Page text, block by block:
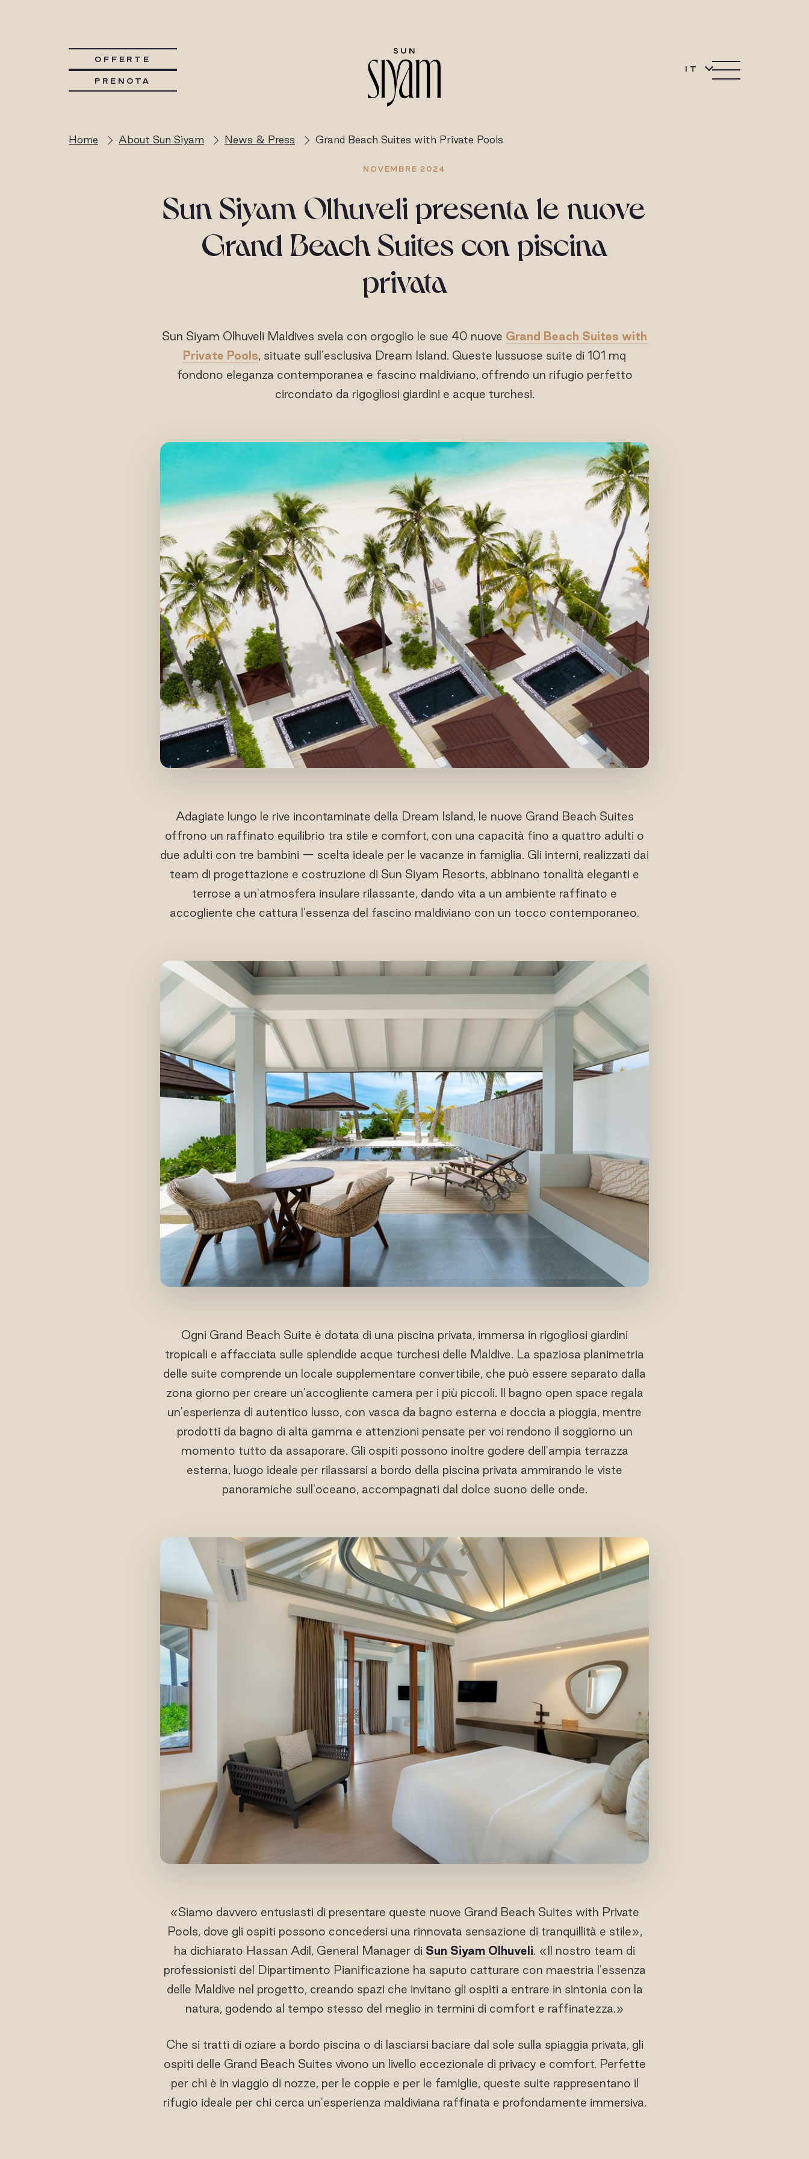
OFFERTE
PRENOTA
IT
Home About Sun Siyam News & Press Grand Beach Suites with Private Pools
NOVEMBRE 2024
Sun Siyam Olhuveli presenta le nuove
Grand Beach Suites con piscina
privata
Sun Siyam Olhuveli Maldives svela con orgoglio le sue 40 nuove Grand Beach Suites with
Private Pools, situate sull'esclusiva Dream Island. Queste lussuose suite di 101 mq
fondono eleganza contemporanea e fascino maldiviano, offrendo un rifugio perfetto
circondato da rigogliosi giardini e acque turchesi.
Adagiate lungo le rive incontaminate della Dream Island, le nuove Grand Beach Suites
offrono un raffinato equilibrio tra stile e comfort, con una capacità fino a quattro adulti o
due adulti con tre bambini — scelta ideale per le vacanze in famiglia. Gli interni, realizzati dai
team di progettazione e costruzione di Sun Siyam Resorts, abbinano tonalità eleganti e
terrose a un'atmosfera insulare rilassante, dando vita a un ambiente raffinato e
accogliente che cattura l'essenza del fascino maldiviano con un tocco contemporaneo.
Ogni Grand Beach Suite è dotata di una piscina privata, immersa in rigogliosi giardini
tropicali e affacciata sulle splendide acque turchesi delle Maldive. La spaziosa planimetria
delle suite comprende un locale supplementare convertibile, che può essere separato dalla
zona giorno per creare un'accogliente camera per i più piccoli. Il bagno open space regala
un'esperienza di autentico lusso, con vasca da bagno esterna e doccia a pioggia, mentre
prodotti da bagno di alta gamma e attenzioni pensate per voi rendono il soggiorno un
momento tutto da assaporare. Gli ospiti possono inoltre godere dell'ampia terrazza
esterna, luogo ideale per rilassarsi a bordo della piscina privata ammirando le viste
panoramiche sull'oceano, accompagnati dal dolce suono delle onde.
«Siamo davvero entusiasti di presentare queste nuove Grand Beach Suites with Private
Pools, dove gli ospiti possono concedersi una rinnovata sensazione di tranquillità e stile»,
ha dichiarato Hassan Adil, General Manager di Sun Siyam Olhuveli. «Il nostro team di
professionisti del Dipartimento Pianificazione ha saputo catturare con maestria l'essenza
delle Maldive nel progetto, creando spazi che invitano gli ospiti a entrare in sintonia con la
natura, godendo al tempo stesso del meglio in termini di comfort e raffinatezza.»
Che si tratti di oziare a bordo piscina o di lasciarsi baciare dal sole sulla spiaggia privata, gli
ospiti delle Grand Beach Suites vivono un livello eccezionale di privacy e comfort. Perfette
per chi è in viaggio di nozze, per le coppie e per le famiglie, queste suite rappresentano il
rifugio ideale per chi cerca un'esperienza maldiviana raffinata e profondamente immersiva.